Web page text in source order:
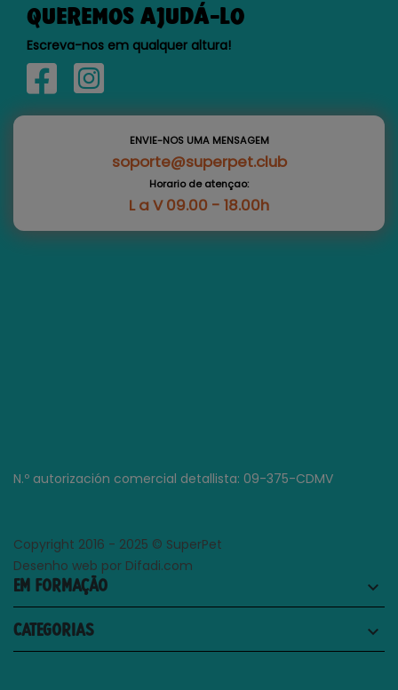
QUEREMOS AJUDÁ-LO
Escreva-nos em qualquer altura!
ENVIE-NOS UMA MENSAGEM
soporte@superpet.club
Horario de atençao:
L a V 09.00 - 18.00h
N.º autorización comercial detallista: 09-375-CDMV
Copyright 2016 - 2025 © SuperPet
Desenho web por Difadi.com
EM FORMAÇÃO keyboard_arrow_down
CATEGORIAS keyboard_arrow_down